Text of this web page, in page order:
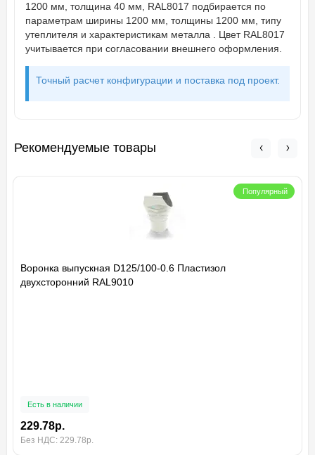
1200 мм, толщина 40 мм, RAL8017 подбирается по
параметрам ширины 1200 мм, толщины 1200 мм, типу
утеплителя и характеристикам металла . Цвет RAL8017
учитывается при согласовании внешнего оформления.
Точный расчет конфигурации и поставка под проект.
Рекомендуемые товары
Популярный
Воронка выпускная D125/100-0.6 Пластизол
двухсторонний RAL9010
Есть в наличии
229.78р.
Без НДС: 229.78р.